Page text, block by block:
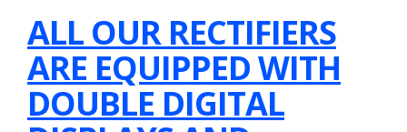
ALL OUR RECTIFIERS
ARE EQUIPPED WITH
DOUBLE DIGITAL